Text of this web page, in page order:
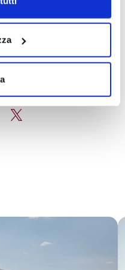
hacer de cada viaje una
redes sociales